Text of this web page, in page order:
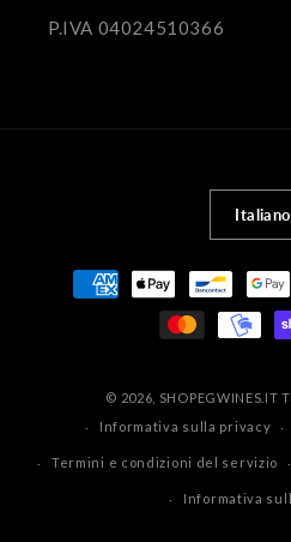
P.IVA 04024510366
Italiano
Metodi
© 2026, SHOPEGWINES.IT
Informativa sulla privacy
Termini e condizioni del servizio
Informativa